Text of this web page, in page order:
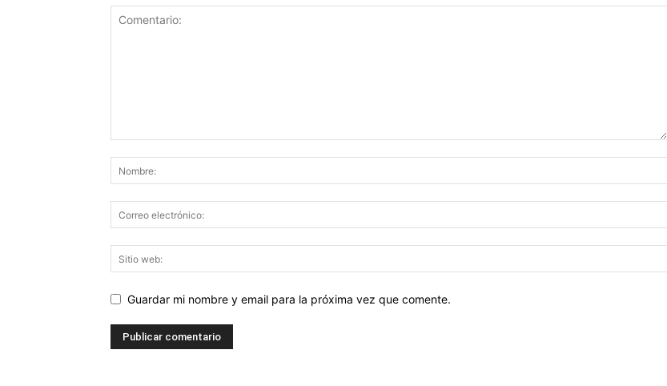
Guardar mi nombre y email para la próxima vez que comente.